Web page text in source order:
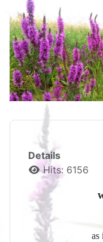
Details
Hits: 6156
as